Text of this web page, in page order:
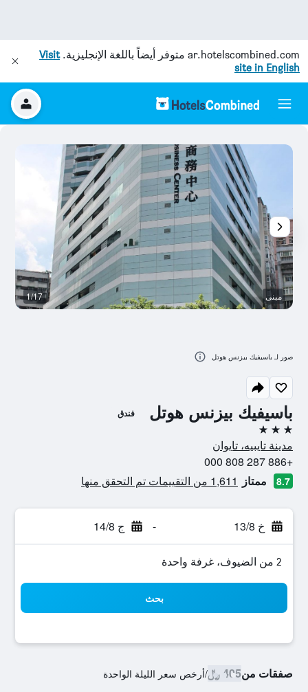
ar.hotelscombined.com متوفر أيضاً باللغة الإنجليزية.Visit
site in English
باسيفيك بيزنس هوتل فندق
3 نجوم
مدينة تايبيه، تايوان
+886 287 808 000
8.7 ممتاز 1,611 من التقييمات تم التحقق منها
خ 13/8 - ج 14/8
2 من الضيوف، غرفة واحدة
بحث
صفقات من405 ﷼ /أرخص سعر الليلة الواحدة
مبنى 1/17
صور لـ باسيفيك بيزنس هوتل